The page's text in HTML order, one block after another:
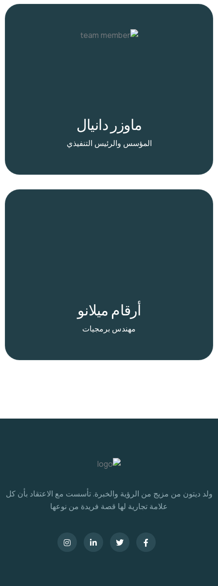
ماوزر دانيال
المؤسس والرئيس التنفيذي
أرقام ميلانو
مهندس برمجيات
ولد ديتون من مزيج من الرؤية والخبرة. تأسست مع الاعتقاد بأن كل
علامة تجارية لها قصة فريدة من نوعها